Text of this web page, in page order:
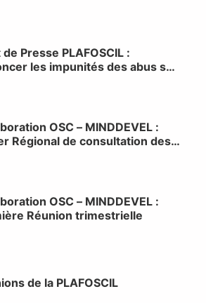
de Presse PLAFOSCIL :
les impunités des abus sur
OSC – MINDDEVEL :
Régional de consultation des
OSC – MINDDEVEL :
Réunion trimestrielle
de la PLAFOSCIL